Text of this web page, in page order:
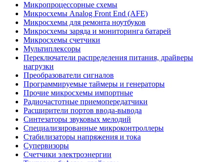
Микропроцессорные схемы
Микросхемы Analog Front End (AFE)
Микросхемы для ремонта ноутбуков
Микросхемы заряда и мониторинга батарей
Микросхемы счетчики
Мультиплексоры
Переключатели распределения питания, драйверы
нагрузки
Преобразователи сигналов
Программируемые таймеры и генераторы
Прочие микросхемы импортные
Радиочастотные приемопередатчики
Расширители портов ввода-вывода
Синтезаторы звуковых мелодий
Специализированные микроконтроллеры
Стабилизаторы напряжения и тока
Супервизоры
Счетчики электроэнергии